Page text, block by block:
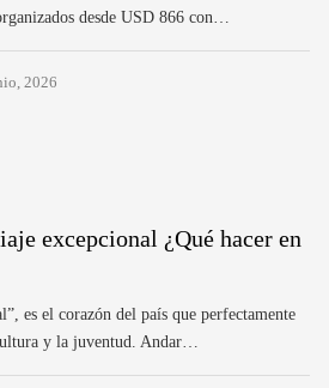
desde USD 866 con…
2026
excepcional ¿Qué hacer en
es el corazón del país que perfectamente
y la juventud. Andar…